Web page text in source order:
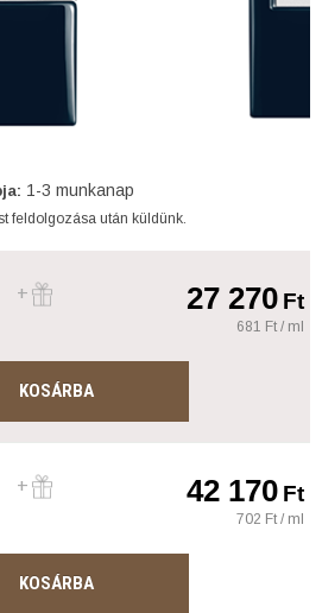
1-3 munkanap
feldolgozása után küldünk.
27 270Ft
681 Ft / ml
KOSÁRBA
42 170Ft
702 Ft / ml
KOSÁRBA